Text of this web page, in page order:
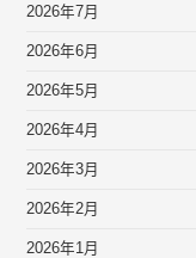
2026年7月
2026年6月
2026年5月
2026年4月
2026年3月
2026年2月
2026年1月